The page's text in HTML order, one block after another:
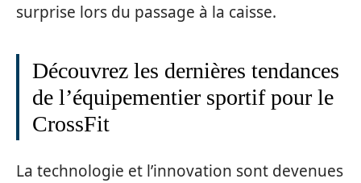
surprise lors du passage à la caisse.
Découvrez les dernières tendances
de l’équipementier sportif pour le
CrossFit
La technologie et l’innovation sont devenues